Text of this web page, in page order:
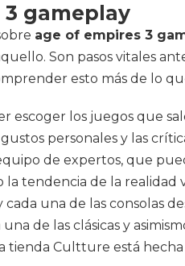
gameplay
age of empires 3
Son pasos vitales
esto más de lo
escoger los juegos que
personales y las
de expertos, que
tendencia de la realidad
una de las consolas
de las clásicas y
tienda Cultture está hecha